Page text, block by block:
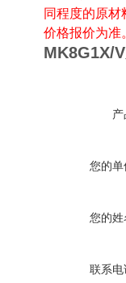
同程度的原
价格报价为准
MK8G1X/V
您的
您的
联系